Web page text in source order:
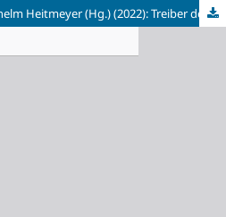
Günter Frankenberg / Wilhelm Heitmeyer (Hg.) (2022): Treiber des Autoritären. Pfade von Entwicklungen zu Beginn des 21. Jahrhunderts